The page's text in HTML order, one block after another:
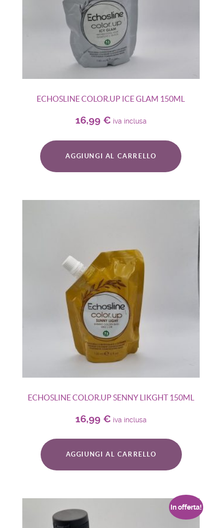
ECHOSLINE COLOR.UP ICE GLAM 150ML
16,99 € iva inclusa
AGGIUNGI AL CARRELLO
ECHOSLINE COLOR.UP SENNY LIKGHT 150ML
16,99 € iva inclusa
AGGIUNGI AL CARRELLO
In offerta!